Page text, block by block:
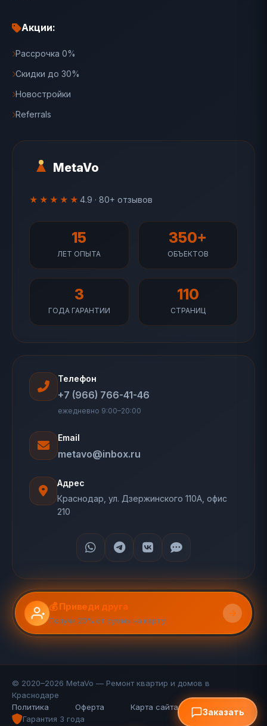
MetaVo
★★★★★ 4.9 · 80+ отзывов
15
ЛЕТ ОПЫТА
350+
ОБЪЕКТОВ
3
ГОДА ГАРАНТИИ
110
СТРАНИЦ
Акции:
Рассрочка 0%
Скидки до 30%
Новостройки
Referrals
Телефон
+7 (966) 766-41-46
ежедневно 9:00–20:00
Email
metavo@inbox.ru
Адрес
Краснодар, ул. Дзержинского 110А, офис
210
💰 Приведи друга
Получи 20% от суммы на карту
© 2020–2026 MetaVo — Ремонт квартир и домов в
Краснодаре
Политика
Оферта Карта сайта (110 стр.)
FAQ
Гарантия 3 года
Заказать